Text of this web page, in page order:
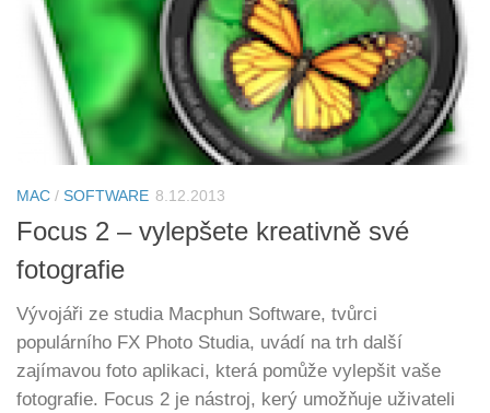
MAC / SOFTWARE 8.12.2013
Focus 2 – vylepšete kreativně své
fotografie
Vývojáři ze studia Macphun Software, tvůrci
populárního FX Photo Studia, uvádí na trh další
zajímavou foto aplikaci, která pomůže vylepšit vaše
fotografie. Focus 2 je nástroj, kerý umožňuje uživateli